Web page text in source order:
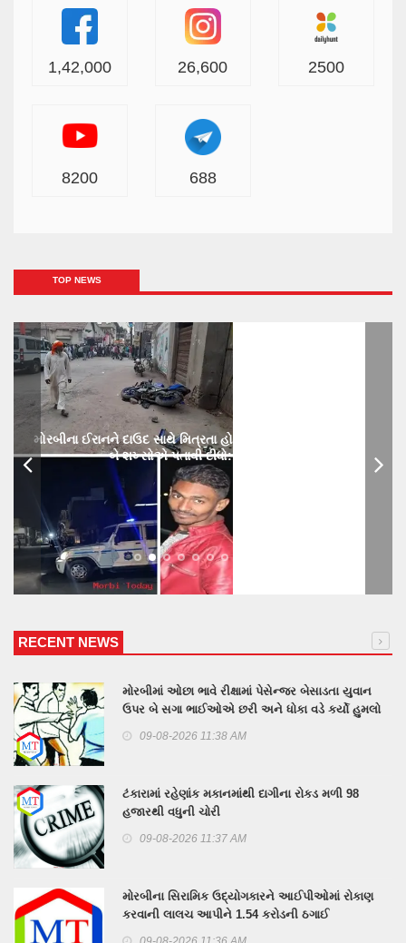
1,42,000 26,600 2500
8200 688
TOP NEWS
મોરબીના ઈરાનને દાઉદ સાથે મિત્રતા હોય છાતીમાં છરીનો ઘા ઝીકિને
બે શખ્સોએ પતાવી દીધો: ગુનો નોંધાયો
RECENT NEWS
મોરબીમાં ઓછા ભાવે રીક્ષામાં પેસેન્જર બેસાડતા યુવાન
ઉપર બે સગા ભાઈઓએ છરી અને ધોકા વડે કર્યો હુમલો
09-08-2026 11:38 AM
ટંકારામાં રહેણાંક મકાનમાંથી દાગીના રોકડ મળી 98
હજારથી વધુની ચોરી
09-08-2026 11:37 AM
મોરબીના સિરામિક ઉદ્યોગકારને આઈપીઓમાં રોકાણ
કરવાની લાલચ આપીને 1.54 કરોડની ઠગાઈ